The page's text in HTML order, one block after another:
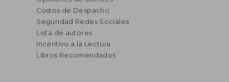
Costos de Despacho
Seguridad Redes Sociales
Lista de autores
Incentivo a la Lectura
Libros Recomendados